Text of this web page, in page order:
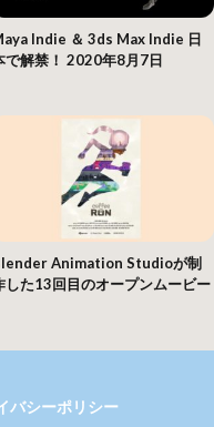
Indie ＆ 3ds Max Indie 日
で解禁！ 2020年8月7日
Animation Studioが制
した13回目のオープンムービー
バシーポリシー